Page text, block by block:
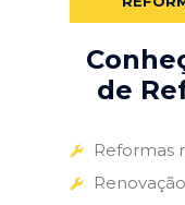
de
Reformas